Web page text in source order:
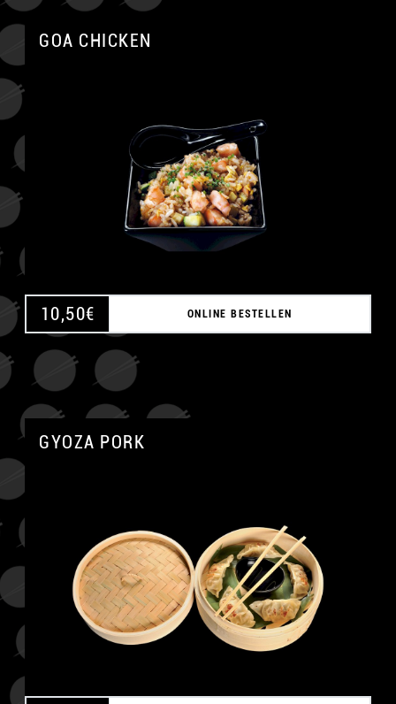
GOA CHICKEN
10,50€ ONLINE BESTELLEN
GYOZA PORK